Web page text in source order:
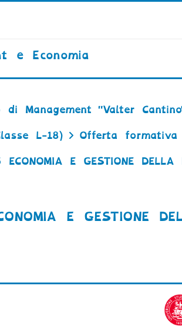
e Economia
di Management "Valter
L-18) Offerta formativa
E GESTIONE DELLA
E GESTIONE